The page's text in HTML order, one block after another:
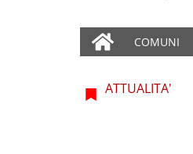
COMUNI
ATTUALITA'